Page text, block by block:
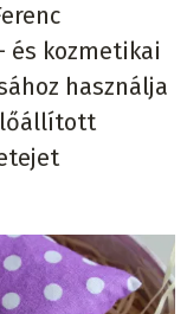
és kozmetikai
használja